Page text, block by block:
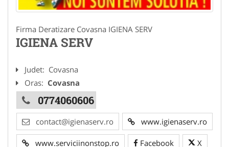
Firma Deratizare Covasna IGIENA SERV
IGIENA SERV
Judet: Covasna
Oras: Covasna
0774060606
contact@igienaserv.ro www.igienaserv.ro
www.serviciinonstop.ro Facebook X